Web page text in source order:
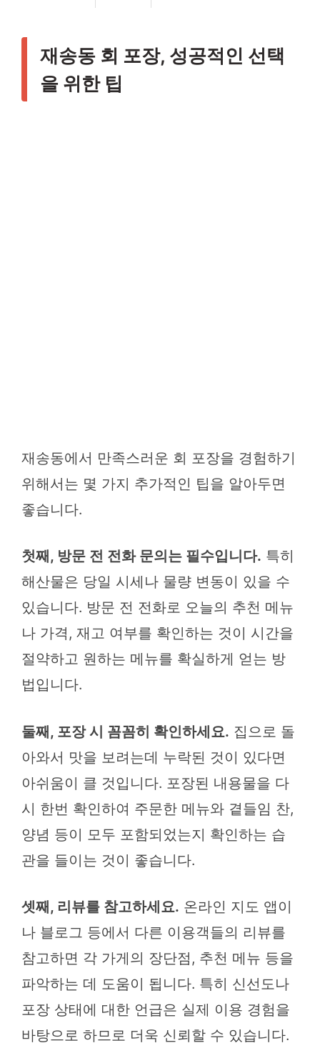
재송동 회 포장, 성공적인 선택
을 위한 팁
재송동에서 만족스러운 회 포장을 경험하기
위해서는 몇 가지 추가적인 팁을 알아두면
좋습니다.
첫째, 방문 전 전화 문의는 필수입니다. 특히
해산물은 당일 시세나 물량 변동이 있을 수
있습니다. 방문 전 전화로 오늘의 추천 메뉴
나 가격, 재고 여부를 확인하는 것이 시간을
절약하고 원하는 메뉴를 확실하게 얻는 방
법입니다.
둘째, 포장 시 꼼꼼히 확인하세요. 집으로 돌
아와서 맛을 보려는데 누락된 것이 있다면
아쉬움이 클 것입니다. 포장된 내용물을 다
시 한번 확인하여 주문한 메뉴와 곁들임 찬,
양념 등이 모두 포함되었는지 확인하는 습
관을 들이는 것이 좋습니다.
셋째, 리뷰를 참고하세요. 온라인 지도 앱이
나 블로그 등에서 다른 이용객들의 리뷰를
참고하면 각 가게의 장단점, 추천 메뉴 등을
파악하는 데 도움이 됩니다. 특히 신선도나
포장 상태에 대한 언급은 실제 이용 경험을
바탕으로 하므로 더욱 신뢰할 수 있습니다.